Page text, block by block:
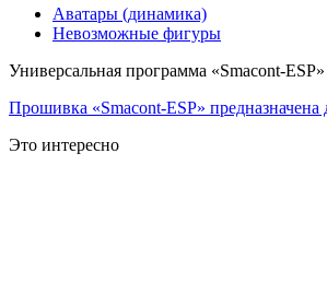
Аватары (динамика)
Невозможные фигуры
Универсальная программа «Smacont-ESP»
Прошивка «Smacont-ESP» предназначена
Это интересно